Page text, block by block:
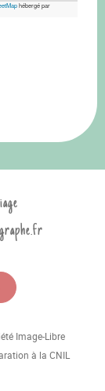
hébergé par
Image-Libre
à la CNIL